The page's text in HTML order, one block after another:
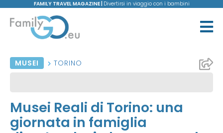
FAMILY TRAVEL MAGAZINE | Divertirsi in viaggio con i bambini
MUSEI TORINO
Musei Reali di Torino: una
giornata in famiglia